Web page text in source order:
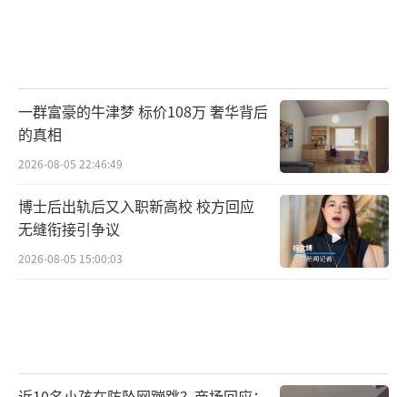
一群富豪的牛津梦 标价108万 奢华背后
的真相
2026-08-05 22:46:49
博士后出轨后又入职新高校 校方回应
无缝衔接引争议
2026-08-05 15:00:03